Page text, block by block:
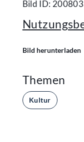
Bild ID:
Bild herunterladen
Themen
Kultur